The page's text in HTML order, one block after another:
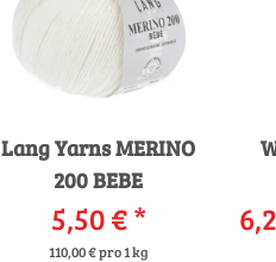
Lang Yarns MERINO
200 BEBE
5,50 €*
110,00 € pro 1 kg